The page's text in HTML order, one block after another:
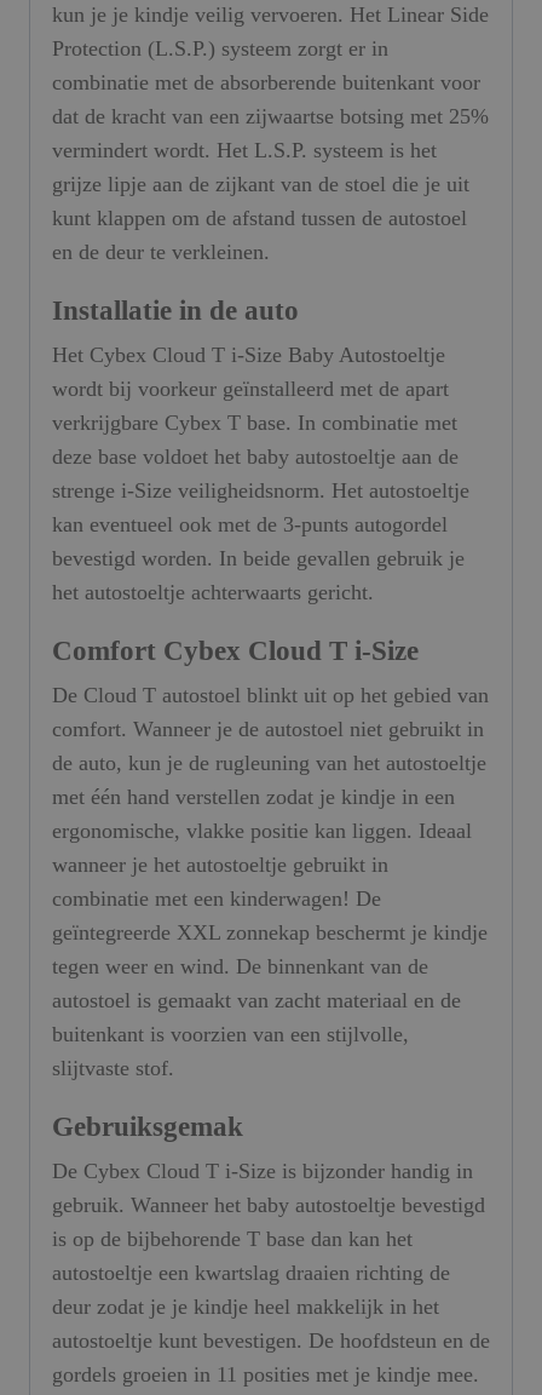
kun je je kindje veilig vervoeren. Het Linear Side
Protection (L.S.P.) systeem zorgt er in
combinatie met de absorberende buitenkant voor
dat de kracht van een zijwaartse botsing met 25%
vermindert wordt. Het L.S.P. systeem is het
grijze lipje aan de zijkant van de stoel die je uit
kunt klappen om de afstand tussen de autostoel
en de deur te verkleinen.
Installatie in de auto
Het Cybex Cloud T i-Size Baby Autostoeltje
wordt bij voorkeur geïnstalleerd met de apart
verkrijgbare Cybex T base. In combinatie met
deze base voldoet het baby autostoeltje aan de
strenge i-Size veiligheidsnorm. Het autostoeltje
kan eventueel ook met de 3-punts autogordel
bevestigd worden. In beide gevallen gebruik je
het autostoeltje achterwaarts gericht.
Comfort Cybex Cloud T i-Size
De Cloud T autostoel blinkt uit op het gebied van
comfort. Wanneer je de autostoel niet gebruikt in
de auto, kun je de rugleuning van het autostoeltje
met één hand verstellen zodat je kindje in een
ergonomische, vlakke positie kan liggen. Ideaal
wanneer je het autostoeltje gebruikt in
combinatie met een kinderwagen! De
geïntegreerde XXL zonnekap beschermt je kindje
tegen weer en wind. De binnenkant van de
autostoel is gemaakt van zacht materiaal en de
buitenkant is voorzien van een stijlvolle,
slijtvaste stof.
Gebruiksgemak
De Cybex Cloud T i-Size is bijzonder handig in
gebruik. Wanneer het baby autostoeltje bevestigd
is op de bijbehorende T base dan kan het
autostoeltje een kwartslag draaien richting de
deur zodat je je kindje heel makkelijk in het
autostoeltje kunt bevestigen. De hoofdsteun en de
gordels groeien in 11 posities met je kindje mee.